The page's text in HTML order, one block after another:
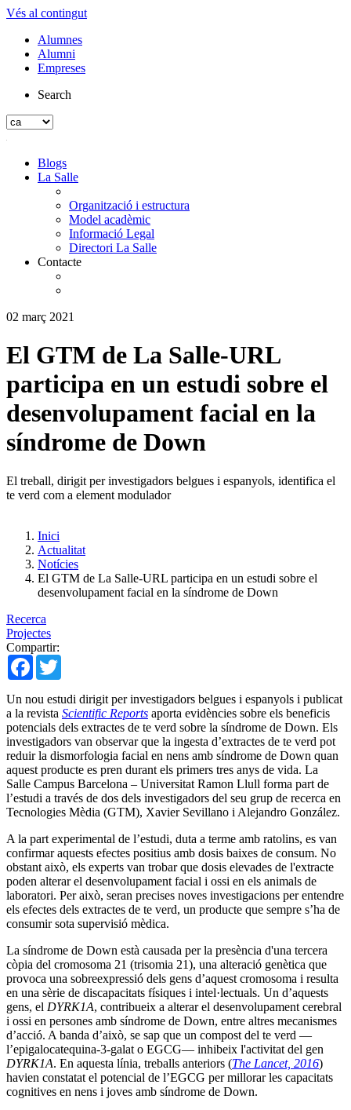
Vés al contingut
Alumnes
Alumni
Empreses
Search
Blogs
La Salle
Organització i estructura
Model acadèmic
Informació Legal
Directori La Salle
Contacte
02 març 2021
El GTM de La Salle-URL
participa en un estudi sobre el
desenvolupament facial en la
síndrome de Down
El treball, dirigit per investigadors belgues i espanyols, identifica el
te verd com a element modulador
Inici
Actualitat
Notícies
El GTM de La Salle-URL participa en un estudi sobre el
desenvolupament facial en la síndrome de Down
Recerca
Projectes
Compartir:
Facebook
Un nou estudi dirigit per investigadors belgues i espanyols i publicat
a la revista Scientific Reports aporta evidències sobre els beneficis
potencials dels extractes de te verd sobre la síndrome de Down. Els
investigadors van observar que la ingesta d’extractes de te verd pot
reduir la dismorfologia facial en nens amb síndrome de Down quan
aquest producte es pren durant els primers tres anys de vida. La
Salle Campus Barcelona – Universitat Ramon Llull forma part de
l’estudi a través de dos dels investigadors del seu grup de recerca en
Tecnologies Mèdia (GTM), Xavier Sevillano i Alejandro González.
A la part experimental de l’estudi, duta a terme amb ratolins, es van
confirmar aquests efectes positius amb dosis baixes de consum. No
obstant això, els experts van trobar que dosis elevades de l'extracte
poden alterar el desenvolupament facial i ossi en els animals de
laboratori. Per això, seran precises noves investigacions per entendre
els efectes dels extractes de te verd, un producte que sempre s’ha de
consumir sota supervisió mèdica.
La síndrome de Down està causada per la presència d'una tercera
còpia del cromosoma 21 (trisomia 21), una alteració genètica que
provoca una sobreexpressió dels gens d’aquest cromosoma i resulta
en una sèrie de discapacitats físiques i intel·lectuals. Un d’aquests
gens, el DYRK1A, contribueix a alterar el desenvolupament cerebral
i ossi en persones amb síndrome de Down, entre altres mecanismes
d’acció. A banda d’això, se sap que un compost del te verd —
l’epigalocatequina-3-galat o EGCG— inhibeix l'activitat del gen
DYRK1A. En aquesta línia, treballs anteriors (The Lancet, 2016)
havien constatat el potencial de l’EGCG per millorar les capacitats
cognitives en nens i joves amb síndrome de Down.